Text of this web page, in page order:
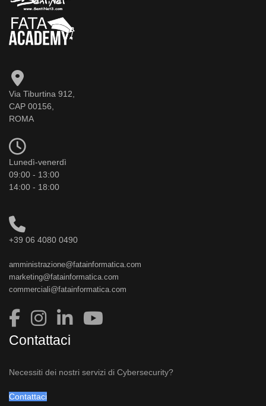
Via Tiburtina 912,
CAP 00156,
ROMA
Lunedì-venerdì
09:00 - 13:00
14:00 - 18:00
+39 06 4080 0490
amministrazione@fatainformatica.com
marketing@fatainformatica.com
commerciali@fatainformatica.com
Contattaci
Necessiti dei nostri servizi di Cybersecurity?
Contattaci